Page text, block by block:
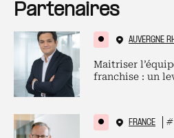
Partenaires
AUVERGNE
Maitriser
franchise : un
FRANCE #